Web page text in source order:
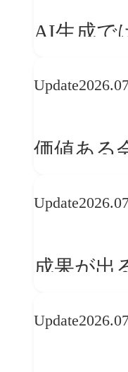
AI生成で
望
Update
価値ある
場”である
Update
成果が出
Update